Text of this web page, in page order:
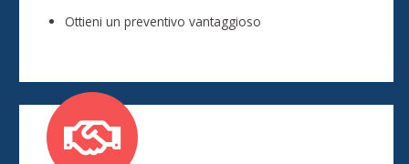
Ottieni un preventivo vantaggioso